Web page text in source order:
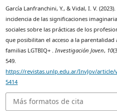
García Lanfranchini, Y., & Vidal, I. V. (2023).
incidencia de las significaciones
sociales sobre las prácticas de los
que posibilitan el acceso a la parentalidad
familias LGTBIQ+ . Investigación Joven, 10
549.
https://revistas.unlp.edu.ar/InvJov/article/
5414
Más formatos de cita